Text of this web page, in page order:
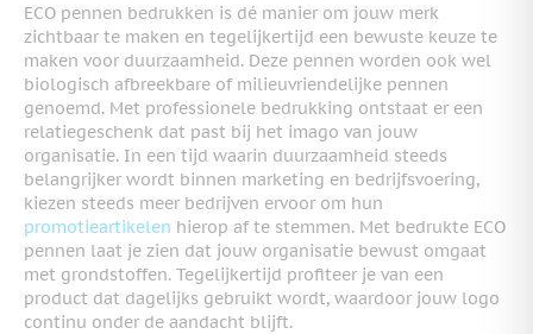
ECO pennen bedrukken is dé manier om jouw merk
zichtbaar te maken en tegelijkertijd een bewuste keuze te
maken voor duurzaamheid. Deze pennen worden ook wel
biologisch afbreekbare of milieuvriendelijke pennen
genoemd. Met professionele bedrukking ontstaat er een
relatiegeschenk dat past bij het imago van jouw
organisatie. In een tijd waarin duurzaamheid steeds
belangrijker wordt binnen marketing en bedrijfsvoering,
kiezen steeds meer bedrijven ervoor om hun
promotieartikelen hierop af te stemmen. Met bedrukte ECO
pennen laat je zien dat jouw organisatie bewust omgaat
met grondstoffen. Tegelijkertijd profiteer je van een
product dat dagelijks gebruikt wordt, waardoor jouw logo
continu onder de aandacht blijft.